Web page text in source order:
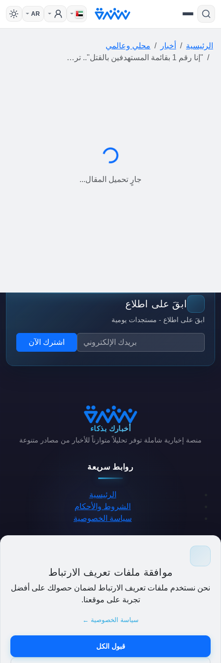
موافقة ملفات تعريف الارتباط
نحن نستخدم ملفات تعريف الارتباط لضمان حصولك على أفضل
تجربة على موقعنا.
سياسة الخصوصية ←
قبول الكل
AR
الرئيسية أخبار
محلي وعالمي
"إنا رقم 1 بقائمة المستهدفين بالقتل".. ترامب يكشف سبب قراره مغادرة تركيا بالطائرة الرئاسية القديمة وليس القطرية
جارٍ التحميل...
جارٍ تحميل المقال...
ابقَ على اطلاع
ابقَ على اطلاع - مستجدات يومية
اشترك الآن
أخبارك بذكاء
منصة إخبارية شاملة توفر تحليلاً متوازناً للأخبار من مصادر متنوعة
روابط سريعة
الرئيسية
الشروط والأحكام
سياسة الخصوصية